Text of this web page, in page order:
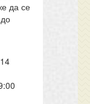
да се